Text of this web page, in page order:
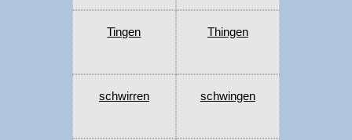
Tingen Thingen
schwirren schwingen